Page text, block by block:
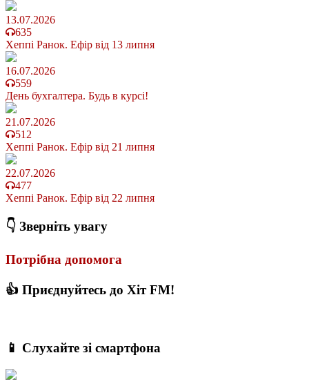
13.07.2026
635
Хеппі Ранок. Ефір від 13 липня
16.07.2026
559
День бухгалтера. Будь в курсі!
21.07.2026
512
Хеппі Ранок. Ефір від 21 липня
22.07.2026
477
Хеппі Ранок. Ефір від 22 липня
👇 Зверніть увагу
Потрібна допомога
👍 Приєднуйтесь до Хіт FM!
📱 Слухайте зі смартфона